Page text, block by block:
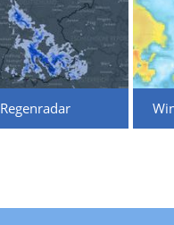
Regenradar